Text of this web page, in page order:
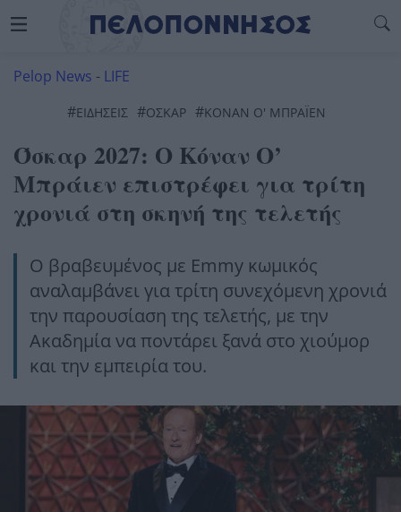
Pelop News - LIFE
#ΕΙΔΗΣΕΙΣ #ΟΣΚΑΡ #ΚΌΝΑΝ Ο' ΜΠΡΆΙΕΝ
Όσκαρ 2027: Ο Κόναν Ο’
Μπράιεν επιστρέφει για τρίτη
χρονιά στη σκηνή της τελετής
Ο βραβευμένος με Emmy κωμικός
αναλαμβάνει για τρίτη συνεχόμενη χρονιά
την παρουσίαση της τελετής, με την
Ακαδημία να ποντάρει ξανά στο χιούμορ
και την εμπειρία του.